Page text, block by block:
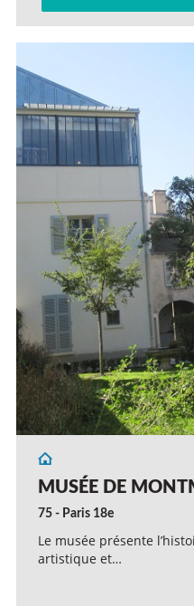
MUSÉE DE
75 - Paris 18e
Le musée présente
artistique et…